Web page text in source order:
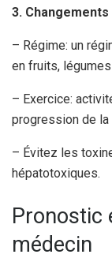
3.
– Régime: un
en fruits,
– Exercice:
progression de
– Évitez les
hépatotoxiques.
Pronostic
médecin